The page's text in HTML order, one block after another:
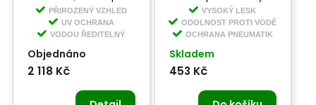
lesk na pneumatiky
na vodní bázi
PŘIROZENÝ VZHLED
UV OCHRANA
VODOU ŘEDITELNÝ
Objednáno
2 118 Kč
VYSOKÝ LESK
ODOLNOST PROTI VODĚ
OCHRANA PNEUMATIK
Skladem
453 Kč